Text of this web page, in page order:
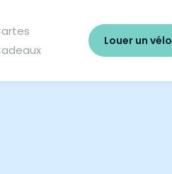
Louer un vélo